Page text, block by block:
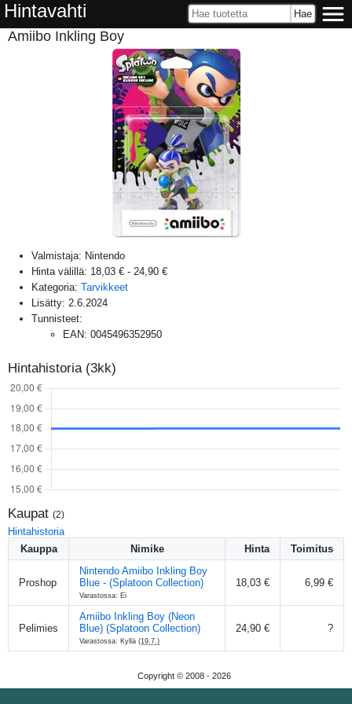
Hintavahti
Amiibo Inkling Boy
Valmistaja: Nintendo
Hinta välillä: 18,03 € - 24,90 €
Kategoria: Tarvikkeet
Lisätty: 2.6.2024
Tunnisteet:
EAN: 0045496352950
Hintahistoria (3kk)
Kaupat (2)
Hintahistoria
Kauppa
Nimike Hinta Toimitus
Proshop
Nintendo Amiibo Inkling Boy
Blue - (Splatoon Collection)
Varastossa: Ei
18,03 € 6,99 €
Pelimies
Amiibo Inkling Boy (Neon
Blue) (Splatoon Collection)
Varastossa: Kyllä (19.7.)
24,90 € ?
Copyright © 2008 - 2026